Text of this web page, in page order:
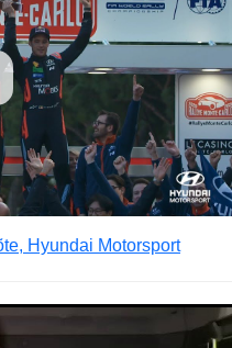
Hyundai Motorsport